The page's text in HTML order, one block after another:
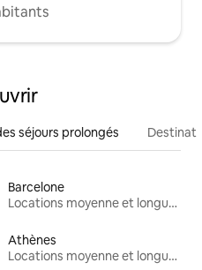
séjours prolongés
Barcelone
Locations moyenne et longue durée
Athènes
Locations moyenne et longue durée